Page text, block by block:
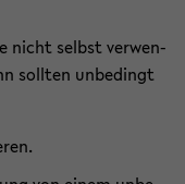
nicht selbst ver­wen­
soll­ten un­be­dingt